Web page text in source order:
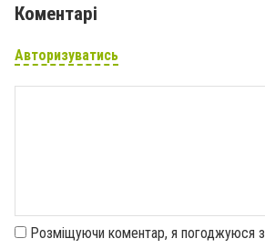
Коментарі
Авторизуватись
Розміщуючи коментар, я погоджуюся з